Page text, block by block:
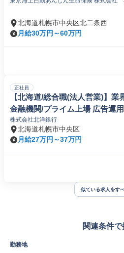
北海道札幌市中央区北二条西
月給30万円～60万円
正社員
【北海道/総合職(法人営業)】
金融機関/プライム上場 広告運用
株式会社北洋銀行
北海道札幌市中央区
月給27万円～37万円
似ている求人をす
関連条件で
勤務地